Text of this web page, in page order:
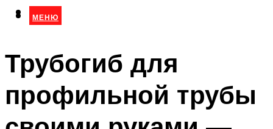
МЕНЮ
МЕНЮ
Трубогиб для
профильной трубы